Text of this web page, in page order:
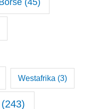
(45)
Westafrika (3)